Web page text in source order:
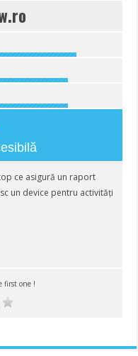
ce asigură un raport
un device pentru activități
first one !